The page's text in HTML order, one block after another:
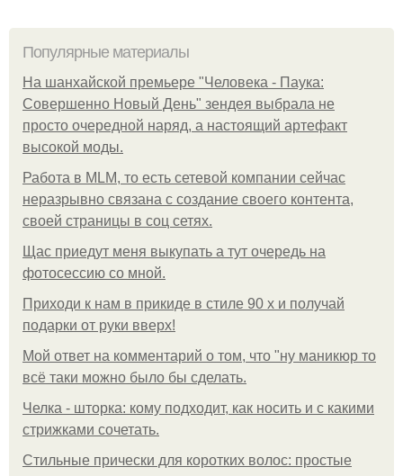
Популярные материалы
На шанхайской премьере "Человека - Паука:
Совершенно Новый День" зендея выбрала не
просто очередной наряд, а настоящий артефакт
высокой моды.
Работа в MLM, то есть сетевой компании сейчас
неразрывно связана с создание своего контента,
своей страницы в соц сетях.
Щас приедут меня выкупать а тут очередь на
фотосессию со мной.
Приходи к нам в прикиде в стиле 90 х и получай
подарки от руки вверх!
Мой ответ на комментарий о том, что "ну маникюр то
всё таки можно было бы сделать.
Челка - шторка: кому подходит, как носить и с какими
стрижками сочетать.
Стильные прически для коротких волос: простые